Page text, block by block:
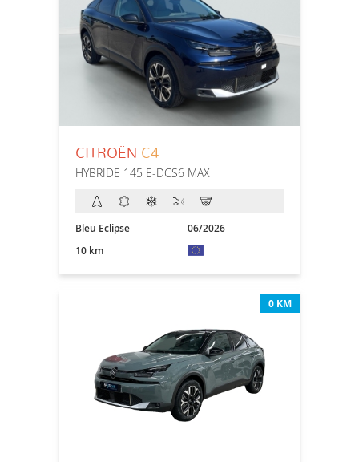
CITROËN C4
HYBRIDE 145 E-DCS6 MAX
Bleu Eclipse
06/2026
10 km
0 KM